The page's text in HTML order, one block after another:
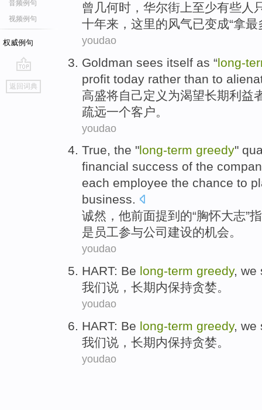
音频例句
视频例句
权威例句
go
top
返回词典
曾几何时 ， 华尔街 上至少有些人
十年来 ，这里的风气已变成“拿最
youdao
Goldman sees itself as “long-
profit today rather than to
高盛将自己定义 为渴望长期利益
疏远一个客户 。
youdao
True, the "long-term greedy"
financial success of the
each employee the chance to
business.
诚然 ， 他前面提到 的“胸怀大志”
是 员工参与公司 建设的机会。
youdao
HART: Be long-term greedy, we
我们说 ， 长期内保持贪婪。
youdao
HART: Be long-term greedy, we
我们说 ， 长期内保持贪婪。
youdao